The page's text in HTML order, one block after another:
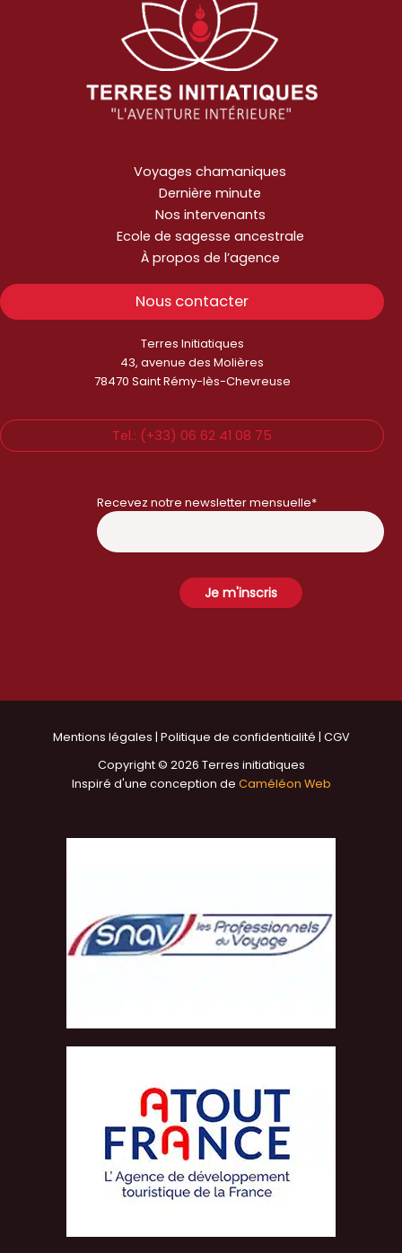
Voyages chamaniques
Dernière minute
Nos intervenants
Ecole de sagesse ancestrale
À propos de l’agence
Nous contacter
Terres Initiatiques
43, avenue des Molières
78470 Saint Rémy-lès-Chevreuse
Tel.: (+33) 06 62 41 08 75
Recevez notre newsletter mensuelle*
Mentions légales Politique de confidentialité CGV
Copyright © 2026 Terres initiatiques
Inspiré d'une conception de Caméléon Web